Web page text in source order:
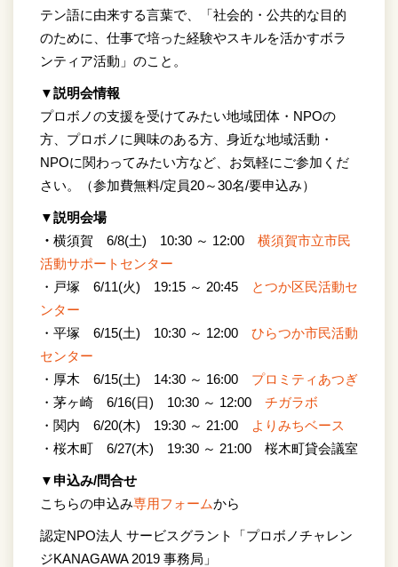
テン語に由来する言葉で、「社会的・公共的な目的
のために、仕事で培った経験やスキルを活かすボラ
ンティア活動」のこと。
▼説明会情報
プロボノの支援を受けてみたい地域団体・NPOの
方、プロボノに興味のある方、身近な地域活動・
NPOに関わってみたい方など、お気軽にご参加くだ
さい。（参加費無料/定員20～30名/要申込み）
▼説明会場
・ 横須賀 6/8(土) 10:30 ～ 12:00 横須賀市立市民
活動サポートセンター
・戸塚 6/11(火) 19:15 ～ 20:45
とつか区民活動セ
ンター
・平塚 6/15(土) 10:30 ～ 12:00 ひらつか市民活動
センター
・厚木 6/15(土) 14:30 ～ 16:00 プロミティあつぎ
・茅ヶ崎 6/16(日) 10:30 ～ 12:00 チガラボ
・関内 6/20(木) 19:30 ～ 21:00
よりみちベース
・桜木町 6/27(木) 19:30 ～ 21:00 桜木町貸会議室
▼申込み/問合せ
こちらの申込み専用フォームから
認定NPO法人 サービスグラント「プロボノチャレン
ジKANAGAWA 2019 事務局」